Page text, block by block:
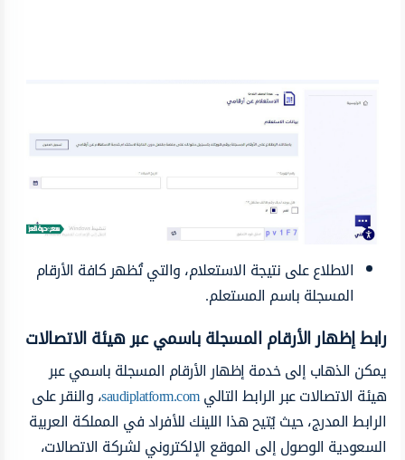
الاطلاع على نتيجة الاستعلام، والتي تُظهر كافة الأرقام
المسجلة باسم المستعلم.
رابط إظهار الأرقام المسجلة باسمي عبر هيئة الاتصالات
يمكن الذهاب إلى خدمة إظهار الأرقام المسجلة باسمي عبر
هيئة الاتصالات عبر الرابط التاليsaudiplatform.com، والنقر على
الرابط المدرج، حيث يُتيح هذا اللينك للأفراد في المملكة العربية
السعودية الوصول إلى الموقع الإلكتروني لشركة الاتصالات،